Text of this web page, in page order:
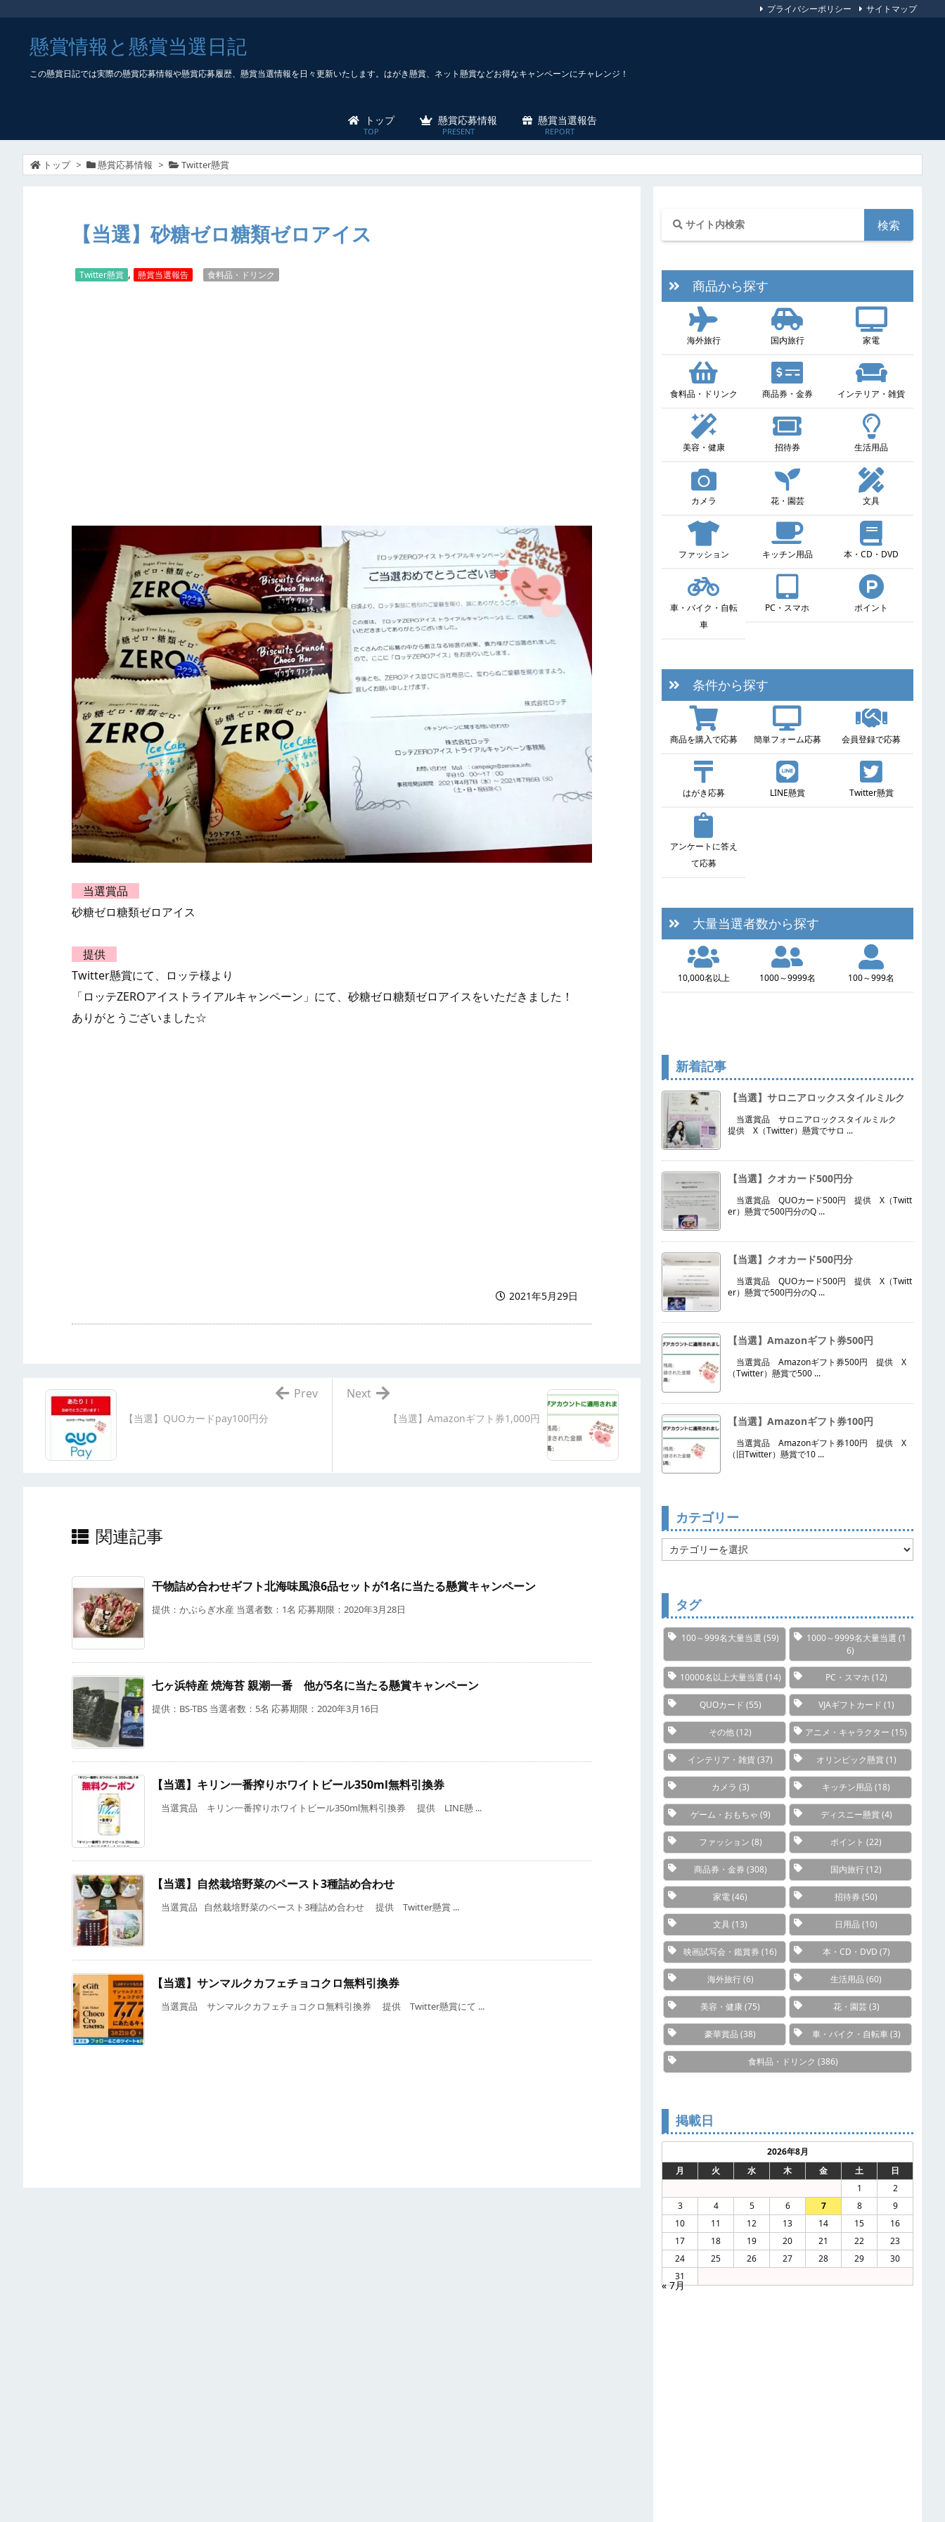
懸賞情報と懸賞当選日記
この懸賞日記では実際の懸賞応募情報や懸賞応募履歴、懸賞当選情報を日々更新いたします。はがき懸賞、ネット懸賞などお得なキャンペーンにチャレンジ！
トップ 懸賞応募情報 懸賞当選報告
プライバシーポリシー サイトマップ
トップ > 懸賞応募情報 > Twitter懸賞
【当選】砂糖ゼロ糖類ゼロアイス
Twitter懸賞 , 懸賞当選報告 食料品・ドリンク
当選賞品
砂糖ゼロ糖類ゼロアイス
提供
Twitter懸賞にて、ロッテ様より
「ロッテZEROアイストライアルキャンペーン」にて、砂糖ゼロ糖類ゼロアイスをいただきました！
ありがとうございました☆
2021年5月29日
【当選】Amazonギフト券1,000円
Next
【当選】QUOカードpay100円分
Prev
関連記事
干物詰め合わせギフト北海味風浪6品セットが1名に当たる懸賞キャンペーン
提供：かぶらぎ水産 当選者数：1名 応募期限：2020年3月28日
七ヶ浜特産 焼海苔 親潮一番 他が5名に当たる懸賞キャンペーン
提供：BS-TBS 当選者数：5名 応募期限：2020年3月16日
【当選】キリン一番搾りホワイトビール350ml無料引換券
当選賞品 キリン一番搾りホワイトビール350ml無料引換券 提供 LINE懸 ...
【当選】自然栽培野菜のペースト3種詰め合わせ
当選賞品 自然栽培野菜のペースト3種詰め合わせ 提供 Twitter懸賞 ...
【当選】サンマルクカフェチョコクロ無料引換券
当選賞品 サンマルクカフェチョコクロ無料引換券 提供 Twitter懸賞にて ...
商品から探す
海外旅行 国内旅行 家電
食料品・ドリンク 商品券・金券 インテリア・雑貨
美容・健康 招待券 生活用品
カメラ 花・園芸 文具
ファッション キッチン用品 本・CD・DVD
車・バイク・自転
車
PC・スマホ ポイント
条件から探す
商品を購入で応募 簡単フォーム応募 会員登録で応募
はがき応募 LINE懸賞 Twitter懸賞
アンケートに答え
て応募
大量当選者数から探す
10,000名以上 1000～9999名 100～999名
新着記事
【当選】サロニアロックスタイルミルク
当選賞品 サロニアロックスタイルミルク
提供 X（Twitter）懸賞でサロ ...
【当選】クオカード500円分
当選賞品 QUOカード500円 提供 X（Twitt
er）懸賞で500円分のQ ...
【当選】クオカード500円分
当選賞品 QUOカード500円 提供 X（Twitt
er）懸賞で500円分のQ ...
【当選】Amazonギフト券500円
当選賞品 Amazonギフト券500円 提供 X
（Twitter）懸賞で500 ...
【当選】Amazonギフト券100円
当選賞品 Amazonギフト券100円 提供 X
（旧Twitter）懸賞で10 ...
カテゴリー
カ
テ
タグ
100～999名大量当選 (59) 1000～9999名大量当選 (1
6)
10000名以上大量当選 (14) PC・スマホ (12)
QUOカード (55) VJAギフトカード (1)
その他(12) アニメ・キャラクター (15)
インテリア・雑貨(37) オリンピック懸賞(1)
カメラ (3) キッチン用品 (18)
ゲーム・おもちゃ (9) ディスニー懸賞(4)
ファッション (8) ポイント (22)
商品券・金券 (308) 国内旅行(12)
家電(46) 招待券 (50)
文具 (13) 日用品 (10)
映画試写会・鑑賞券 (16) 本・CD・DVD (7)
海外旅行(6) 生活用品 (60)
美容・健康(75) 花・園芸(3)
豪華賞品 (38) 車・バイク・自転車(3)
食料品・ドリンク (386)
掲載日
2026年8月
月
火 水 木 金 土
日
1
2
3
4 5 6 7 8
9
10
11 12 13 14 15
16
17
18 19 20 21 22
23
24
25 26 27 28 29
30
31
« 7月